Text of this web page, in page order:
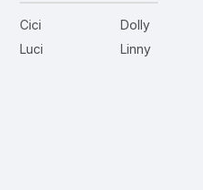
Cici
Luci
Dolly
Linny